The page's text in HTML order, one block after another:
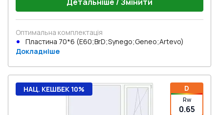
Оптимальна комплектація
Пластина 70*6 (E60;BrD;Synego;Geneo;Artevo)
Докладніше
D
Rw
0.65
НАЦ. КЕШБЕК 10%